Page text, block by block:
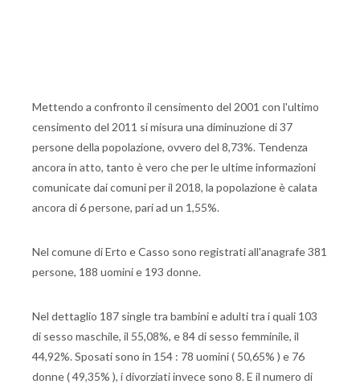
Mettendo a confronto il censimento del 2001 con l'ultimo
censimento del 2011 si misura una diminuzione di 37
persone della popolazione, ovvero del 8,73%. Tendenza
ancora in atto, tanto è vero che per le ultime informazioni
comunicate dai comuni per il 2018, la popolazione è calata
ancora di 6 persone, pari ad un 1,55%.
Nel comune di Erto e Casso sono registrati all'anagrafe 381
persone, 188 uomini e 193 donne.
Nel dettaglio 187 single tra bambini e adulti tra i quali 103
di sesso maschile, il 55,08%, e 84 di sesso femminile, il
44,92%. Sposati sono in 154 : 78 uomini ( 50,65% ) e 76
donne ( 49,35% ), i divorziati invece sono 8. E il numero di